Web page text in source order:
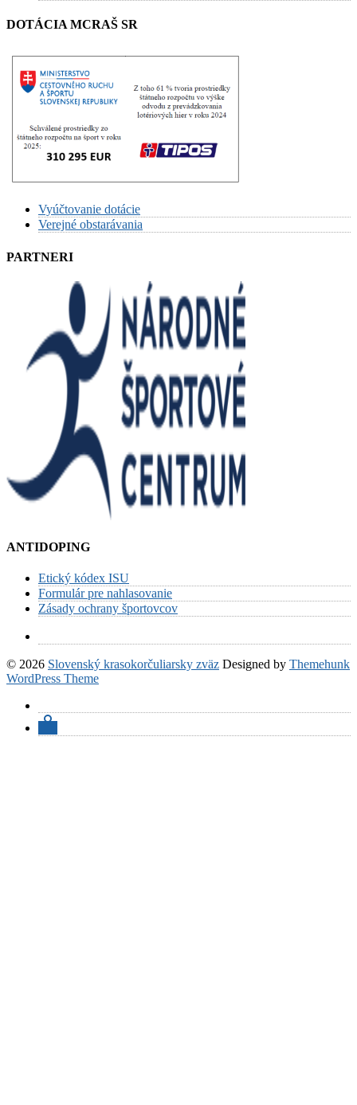
DOTÁCIA MCRAŠ SR
Vyúčtovanie dotácie
Verejné obstarávania
PARTNERI
ANTIDOPING
Etický kódex ISU
Formulár pre nahlasovanie
Zásady ochrany športovcov
© 2026 Slovenský krasokorčuliarsky zväz Designed by Themehunk
WordPress Theme